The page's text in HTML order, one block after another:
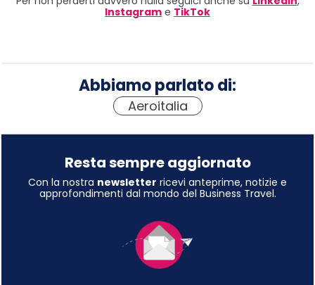
Instagram e TikTok
Abbiamo parlato di:
Aeroitalia
Resta sempre aggiornato
Con la nostra newsletter ricevi anteprime, notizie e
approfondimenti dal mondo del Business Travel.